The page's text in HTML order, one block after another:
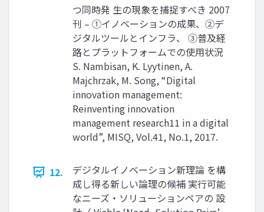
つ同時発 生の現象を捕捉すべき 2007
刊 – ①イノベーションの成果、②デ
ジタルツールとインフラ、 ③普及経
路とプラットフォームでの使用状況
S. Nambisan, K. Lyytinen, A.
Majchrzak, M. Song, “Digital
innovation management:
Reinventing innovation
management research11 in a digital
world”, MISQ, Vol.41, No.1, 2017.
12.
デジタルイノベーション新理論 を構
成し得る新しい論理の候補 実行可能
なニーズ・ソリューションペアの 設